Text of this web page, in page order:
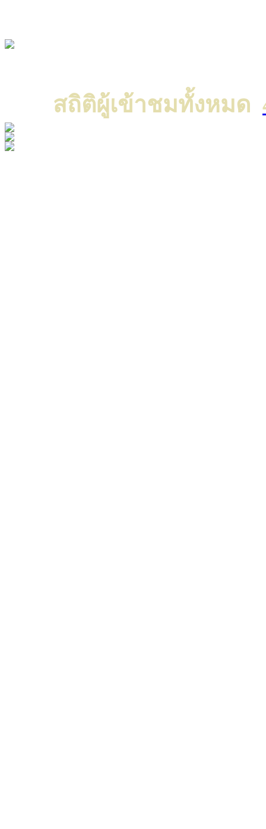
สถิติผู้เข้าชมทั้งหมด